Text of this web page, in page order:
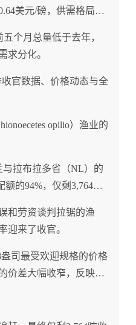
美元/磅，供需格局深
个月总量低于去年，
求分化。
官数据、价格动态与全
opilio）渔业的
与拉布拉多省（NL）的
额的94%，仅剩3,764吨
和劳资谈判拉锯的渔
迎来了收官。
司最受欢迎规格的价格
价差大幅收窄，反映出